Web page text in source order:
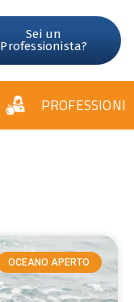
Sei un
Professionista?
PROFESSIONI
OCEANO APERTO